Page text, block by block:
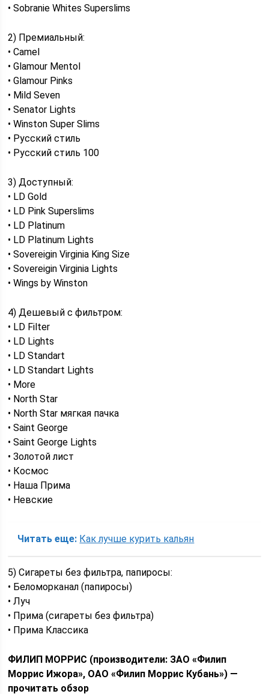
• Sobranie Whites Superslims
2) Премиальный:
• Camel
• Glamour Mentol
• Glamour Pinks
• Mild Seven
• Senator Lights
• Winston Super Slims
• Русский стиль
• Русский стиль 100
3) Доступный:
• LD Gold
• LD Pink Superslims
• LD Platinum
• LD Platinum Lights
• Sovereigin Virginia King Size
• Sovereigin Virginia Lights
• Wings by Winston
4) Дешевый с фильтром:
• LD Filter
• LD Lights
• LD Standart
• LD Standart Lights
• More
• North Star
• North Star мягкая пачка
• Saint George
• Saint George Lights
• Золотой лист
• Космос
• Наша Прима
• Невские
Читать еще: Как лучше курить кальян
5) Сигареты без фильтра, папиросы:
• Беломорканал (папиросы)
• Луч
• Прима (сигареты без фильтра)
• Прима Классика
ФИЛИП МОРРИС (производители: ЗАО «Филип
Моррис Ижора», ОАО «Филип Моррис Кубань») —
прочитать обзор